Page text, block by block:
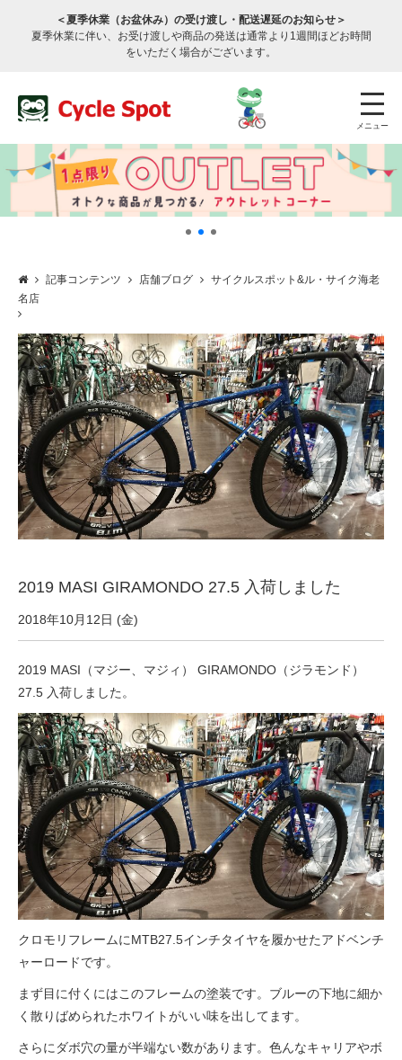
＜夏季休業（お盆休み）の受け渡し・配送遅延のお知らせ＞
夏季休業に伴い、お受け渡しや商品の発送は通常より1週間ほどお時間
をいただく場合がございます。
メニュー
サービスのご案内
サービス全般
修理・メンテナンス工賃
盗難保証
SpotMateログイン
オリジナル自転車
PB全車種カタログ
Norwayシリーズ
eVita
コンテンツ
店舗ブログ
特集
記事コンテンツ 店舗ブログ
サイクルスポット&ル・サイク海老
名店
2019 MASI GIRAMONDO 27.5 入荷しました
2018年10月12日 (金)
2019 MASI（マジー、マジィ） GIRAMONDO（ジラモンド）
27.5 入荷しました。
クロモリフレームにMTB27.5インチタイヤを履かせたアドベンチ
ャーロードです。
まず目に付くにはこのフレームの塗装です。ブルーの下地に細か
く散りばめられたホワイトがいい味を出してます。
さらにダボ穴の量が半端ない数があります。色んなキャリアやボ